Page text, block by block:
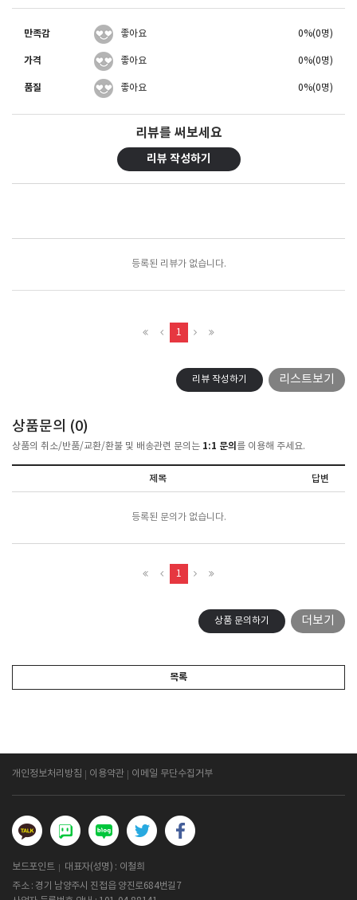
만족감 좋아요 0%(0명)
가격 좋아요 0%(0명)
품질 좋아요 0%(0명)
리뷰를 써보세요
리뷰 작성하기
등록된 리뷰가 없습니다.
1
리뷰 작성하기 리스트보기
상품문의 (0)
상품의 취소/반품/교환/환불 및 배송관련 문의는 1:1 문의 를 이용해 주세요.
제목 답변
등록된 문의가 없습니다.
1
상품 문의하기 더보기
목록
개인정보처리방침 이용약관 이메일 무단수집거부
보드포인트
대표자(성명) : 이철희
주소 : 경기 남양주시 진접읍 양진로684번길7